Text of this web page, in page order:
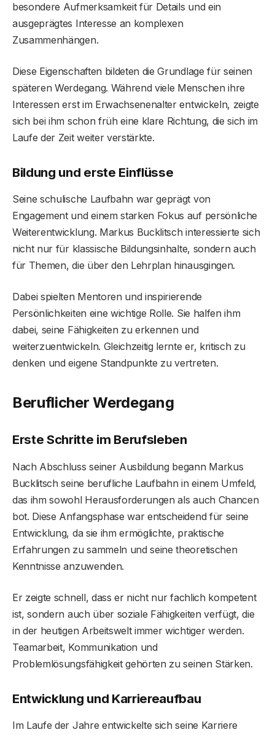
besondere Aufmerksamkeit für Details und ein
ausgeprägtes Interesse an komplexen
Zusammenhängen.
Diese Eigenschaften bildeten die Grundlage für seinen
späteren Werdegang. Während viele Menschen ihre
Interessen erst im Erwachsenenalter entwickeln, zeigte
sich bei ihm schon früh eine klare Richtung, die sich im
Laufe der Zeit weiter verstärkte.
Bildung und erste Einflüsse
Seine schulische Laufbahn war geprägt von
Engagement und einem starken Fokus auf persönliche
Weiterentwicklung. Markus Bucklitsch interessierte sich
nicht nur für klassische Bildungsinhalte, sondern auch
für Themen, die über den Lehrplan hinausgingen.
Dabei spielten Mentoren und inspirierende
Persönlichkeiten eine wichtige Rolle. Sie halfen ihm
dabei, seine Fähigkeiten zu erkennen und
weiterzuentwickeln. Gleichzeitig lernte er, kritisch zu
denken und eigene Standpunkte zu vertreten.
Beruflicher Werdegang
Erste Schritte im Berufsleben
Nach Abschluss seiner Ausbildung begann Markus
Bucklitsch seine berufliche Laufbahn in einem Umfeld,
das ihm sowohl Herausforderungen als auch Chancen
bot. Diese Anfangsphase war entscheidend für seine
Entwicklung, da sie ihm ermöglichte, praktische
Erfahrungen zu sammeln und seine theoretischen
Kenntnisse anzuwenden.
Er zeigte schnell, dass er nicht nur fachlich kompetent
ist, sondern auch über soziale Fähigkeiten verfügt, die
in der heutigen Arbeitswelt immer wichtiger werden.
Teamarbeit, Kommunikation und
Problemlösungsfähigkeit gehörten zu seinen Stärken.
Entwicklung und Karriereaufbau
Im Laufe der Jahre entwickelte sich seine Karriere